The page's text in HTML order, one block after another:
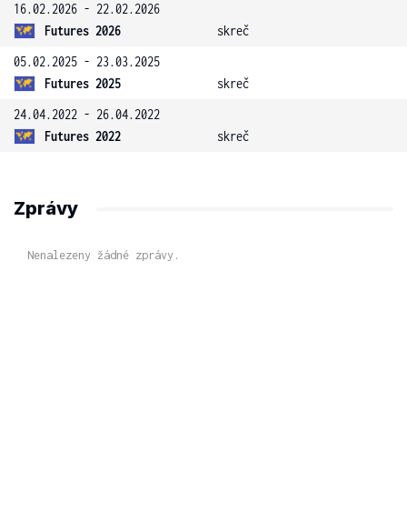
16.02.2026 - 22.02.2026
Futures 2026
skreč
05.02.2025 - 23.03.2025
Futures 2025
skreč
24.04.2022 - 26.04.2022
Futures 2022
skreč
Zprávy
Nenalezeny žádné zprávy.